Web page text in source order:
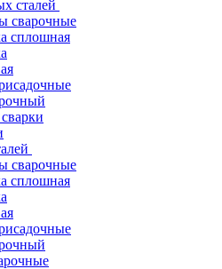
сталей
сварочные
сплошная
сварочные
сплошная